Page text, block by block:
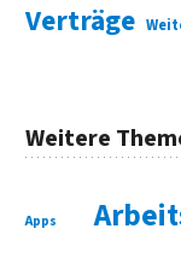
Verträge
Weitere
Apps